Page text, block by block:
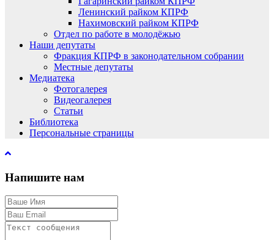
Ленинский райком КПРФ
Нахимовский райком КПРФ
Отдел по работе в молодёжью
Наши депутаты
Фракция КПРФ в законодательном собрании
Местные депутаты
Медиатека
Фотогалерея
Видеогалерея
Статьи
Библиотека
Персональные страницы
Напишите нам